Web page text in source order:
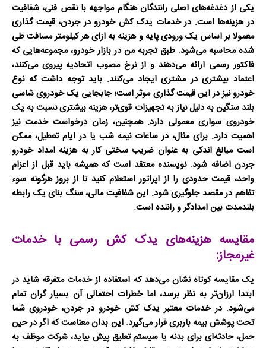
یکی از دغدغه‌های اصلی رانندگان هنگام مواجهه با نقص فنی، شفافیت
در هزینه‌ها است. در خدمات یدک کش خودرو در جردن، قیمت گذاری
معمولا بر اساس یک ورودی پایه و هزینه به ازای هر کیلومتر مسافت طی
شده محاسبه می‌شود. طبق تجربه من در بازار خودرو، مجموعه‌هایی که
فاکتور رسمی ارائه می‌دهند و از نرخ مصوب اتحادیه پیروی می‌کنند،
اعتماد بیشتری در مشتری ایجاد می‌کنند. باید توجه داشت که نوع
خودرو نیز در این قیمت گذاری موثر است؛ جابجایی یک خودروی شاسی
بلند سنگین به دلیل نیاز به تجهیزات قوی‌تر، هزینه بیشتری نسبت به یک
خودروی سواری معمولی دارد. همچنین، زمان درخواست خدمت نیز
اهمیت دارد. برای مثال، در ساعات نیمه شب یا در ایام تعطیل، ممکن
است مبالغ اندکی به عنوان ضریب سختی کار به هزینهامداد خودرو
جردن اضافه شود. نویسنده معتقد است که همیشه باید قبل از اعزام
واحد، قیمت حدودی را از اپراتور استعلام کنید تا از بروز هرگونه سوء
تفاهم در مقصد جلوگیری شود. این شفافیت مالی، سنگ بنای یک رابطه
بلندمدت بین امدادگر و راننده است.
مقایسه هزینه‌های یدک کش رسمی با خدمات
غیرمجاز:
یک مقایسه کوتاه نشان می‌دهد که استفاده از خدمات متفرقه شاید در
ابتدا ارزان‌تر به نظر برسد، اما خطرات احتمالی آن بسیار گران تمام
می‌شود. در خدمات معتبریدک کش خودرو در جردن، خودروی شما
تحت پوشش بیمه باربری قرار می‌گیرد. این بدان معناست که اگر در حین
حمل، حادثه‌ای برای بدنه یا سیستم تعلیق پیش بیاید، شرکت موظف به